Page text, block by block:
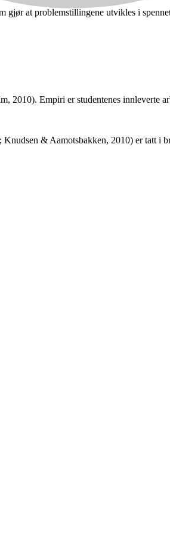
at problemstillingene utvikles i
2010). Empiri er studentenes
& Aamotsbakken, 2010) er tatt i